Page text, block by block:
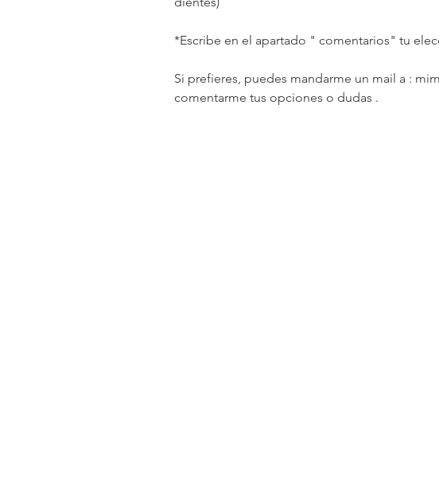
*Escribe en el apartado " comentarios" tu
Si prefieres, puedes mandarme un mail a :
comentarme tus opciones o dudas .